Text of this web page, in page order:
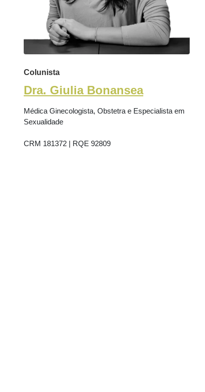
Colunista
Dra. Giulia Bonansea
Médica Ginecologista, Obstetra e Especialista em
Sexualidade
CRM 181372 | RQE 92809